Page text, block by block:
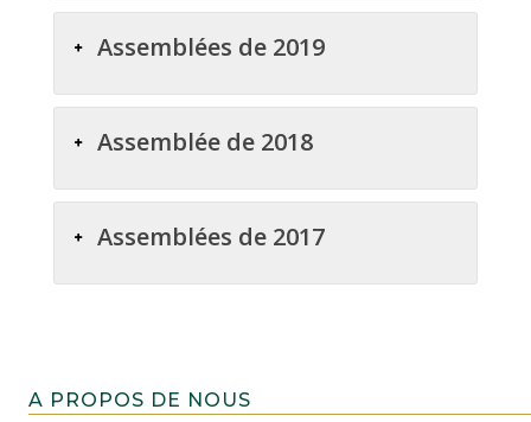
Assemblées de 2019
Assemblée de 2018
Assemblées de 2017
A PROPOS DE NOUS